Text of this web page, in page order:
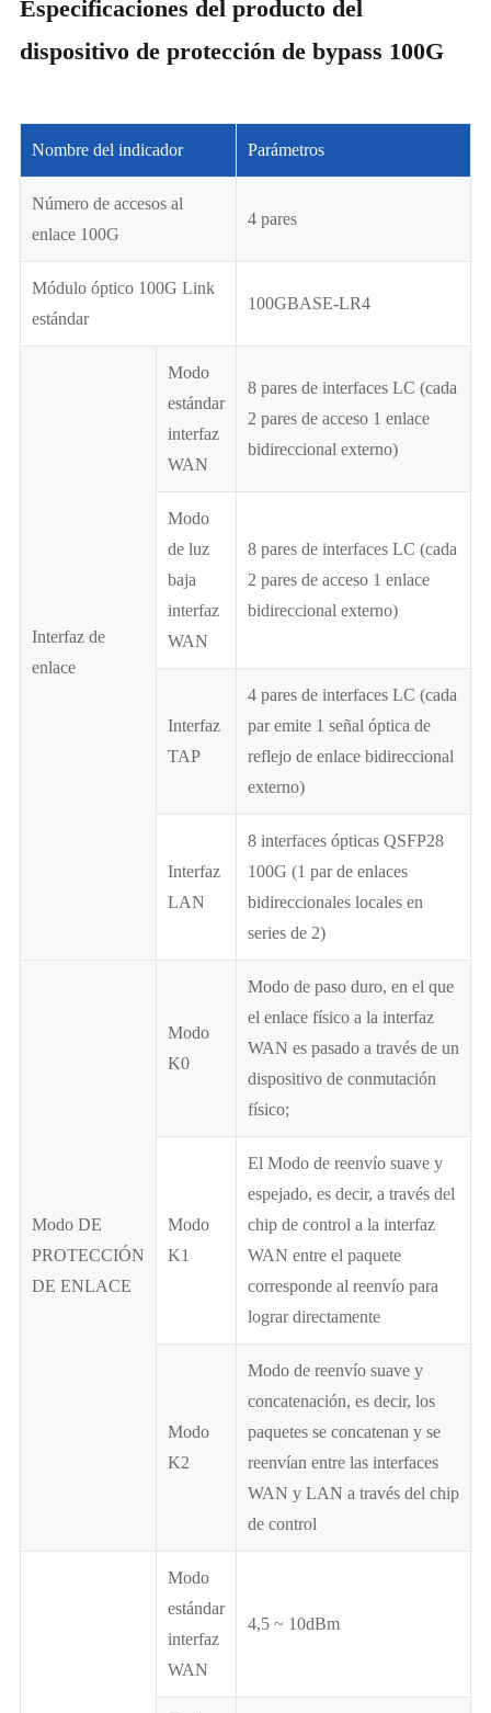
Especificaciones del producto del
dispositivo de protección de bypass 100G
Nombre del indicador Parámetros
Número de accesos al
enlace 100G
4 pares
Módulo óptico 100G Link
estándar
100GBASE-LR4
Interfaz de
enlace
Modo
estándar
interfaz
WAN
8 pares de interfaces LC (cada
2 pares de acceso 1 enlace
bidireccional externo)
Modo
de luz
baja
interfaz
WAN
8 pares de interfaces LC (cada
2 pares de acceso 1 enlace
bidireccional externo)
Interfaz
TAP
4 pares de interfaces LC (cada
par emite 1 señal óptica de
reflejo de enlace bidireccional
externo)
Interfaz
LAN
8 interfaces ópticas QSFP28
100G (1 par de enlaces
bidireccionales locales en
series de 2)
Modo DE
PROTECCIÓN
DE ENLACE
Modo
K0
Modo de paso duro, en el que
el enlace físico a la interfaz
WAN es pasado a través de un
dispositivo de conmutación
físico;
Modo
K1
El Modo de reenvío suave y
espejado, es decir, a través del
chip de control a la interfaz
WAN entre el paquete
corresponde al reenvío para
lograr directamente
Modo
K2
Modo de reenvío suave y
concatenación, es decir, los
paquetes se concatenan y se
reenvían entre las interfaces
WAN y LAN a través del chip
de control
Modo
estándar
interfaz
WAN
4,5 ~ 10dBm